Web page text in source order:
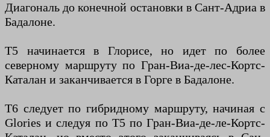
Диагональ до конечной остановки в Сант-Адриа в
Бадалоне.
Т5 начинается в Глорисе, но идет по более
северному маршруту по Гран-Виа-де-лес-Кортс-
Каталан и заканчивается в Горге в Бадалоне.
T6 следует по гибридному маршруту, начиная с
Glories и следуя по T5 по Гран-Виа-де-ле-Кортс-